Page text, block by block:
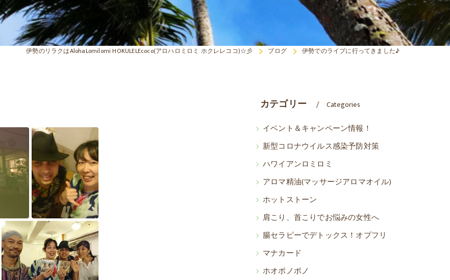
伊勢のリラクはAlohaLomilomi HOKULELEcoco(アロハロミロミ ホクレレココ)☆彡 ブログ 伊勢でのライブに行ってきました♪
カテゴリー Categories
イベント＆キャンペーン情報！
新型コロナウイルス感染予防対策
ハワイアンロミロミ
アロマ精油(マッサージアロマオイル)
ホットストーン
肩こり、首こりでお悩みの女性へ
腸セラピーでデトックス！オプフリ
マナカード
ホオポノポノ